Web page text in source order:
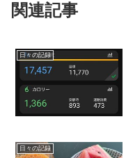
関連記事
日々の記録
日々の記録